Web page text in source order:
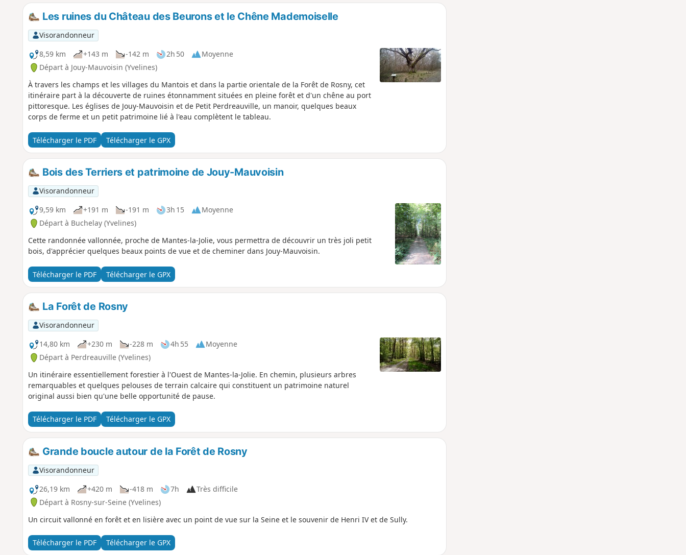
Les ruines du Château des Beurons et le Chêne Mademoiselle
Visorandonneur
8,59 km
+143 m -142 m 2h 50
Moyenne
Départ à Jouy-Mauvoisin (Yvelines)
À travers les champs et les villages du Mantois et dans la partie orientale de la Forêt de Rosny, cet
itinéraire part à la découverte de ruines étonnamment situées en pleine forêt et d'un chêne au port
pittoresque. Les églises de Jouy-Mauvoisin et de Petit Perdreauville, un manoir, quelques beaux
corps de ferme et un petit patrimoine lié à l'eau complètent le tableau.
Télécharger le PDF Télécharger le GPX
Bois des Terriers et patrimoine de Jouy-Mauvoisin
Visorandonneur
9,59 km
+191 m -191 m 3h 15
Moyenne
Départ à Buchelay (Yvelines)
Cette randonnée vallonnée, proche de Mantes-la-Jolie, vous permettra de découvrir un très joli petit
bois, d'apprécier quelques beaux points de vue et de cheminer dans Jouy-Mauvoisin.
Télécharger le PDF Télécharger le GPX
La Forêt de Rosny
Visorandonneur
14,80 km
+230 m -228 m 4h 55
Moyenne
Départ à Perdreauville (Yvelines)
Un itinéraire essentiellement forestier à l'Ouest de Mantes-la-Jolie. En chemin, plusieurs arbres
remarquables et quelques pelouses de terrain calcaire qui constituent un patrimoine naturel
original aussi bien qu'une belle opportunité de pause.
Télécharger le PDF Télécharger le GPX
Grande boucle autour de la Forêt de Rosny
Visorandonneur
26,19 km
+420 m -418 m 7h
Très difficile
Départ à Rosny-sur-Seine (Yvelines)
Un circuit vallonné en forêt et en lisière avec un point de vue sur la Seine et le souvenir de Henri IV et de Sully.
Télécharger le PDF Télécharger le GPX